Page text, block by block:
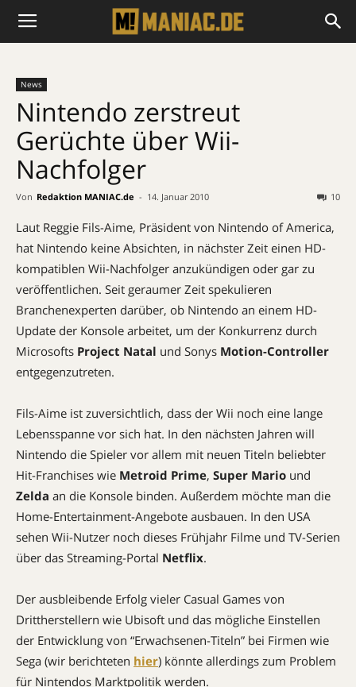
News
Nintendo zerstreut
Gerüchte über Wii-
Nachfolger
Von Redaktion MANIAC.de - 14. Januar 2010 10
Laut Reggie Fils-Aime, Präsident von Nintendo of America,
hat Nintendo keine Absichten, in nächster Zeit einen HD-
kompatiblen Wii-Nachfolger anzukündigen oder gar zu
veröffentlichen. Seit geraumer Zeit spekulieren
Branchenexperten darüber, ob Nintendo an einem HD-
Update der Konsole arbeitet, um der Konkurrenz durch
Microsofts Project Natal und Sonys Motion-Controller
entgegenzutreten.
Fils-Aime ist zuversichtlich, dass der Wii noch eine lange
Lebensspanne vor sich hat. In den nächsten Jahren will
Nintendo die Spieler vor allem mit neuen Titeln beliebter
Hit-Franchises wie Metroid Prime, Super Mario und
Zelda an die Konsole binden. Außerdem möchte man die
Home-Entertainment-Angebote ausbauen. In den USA
sehen Wii-Nutzer noch dieses Frühjahr Filme und TV-Serien
über das Streaming-Portal Netflix.
Der ausbleibende Erfolg vieler Casual Games von
Drittherstellern wie Ubisoft und das mögliche Einstellen
der Entwicklung von “Erwachsenen-Titeln” bei Firmen wie
Sega (wir berichteten hier) könnte allerdings zum Problem
für Nintendos Marktpolitik werden.